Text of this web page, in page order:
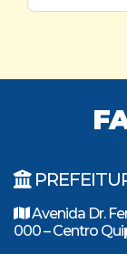
Avenida Dr.
000 – Centro